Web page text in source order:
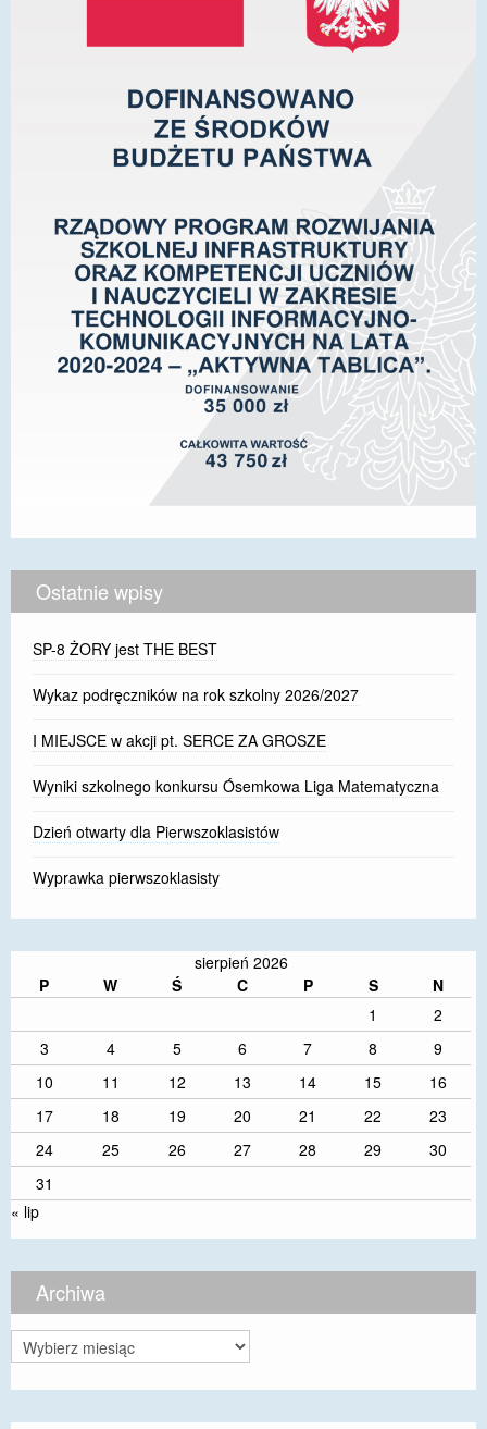
Ostatnie wpisy
SP-8 ŻORY jest THE BEST
Wykaz podręczników na rok szkolny 2026/2027
I MIEJSCE w akcji pt. SERCE ZA GROSZE
Wyniki szkolnego konkursu Ósemkowa Liga Matematyczna
Dzień otwarty dla Pierwszoklasistów
Wyprawka pierwszoklasisty
sierpień 2026
P
W Ś C P S
N
1
2
3
4 5 6 7 8
9
10
11 12 13 14 15
16
17
18 19 20 21 22
23
24
25 26 27 28 29
30
31
« lip
Archiwa
Archiwa